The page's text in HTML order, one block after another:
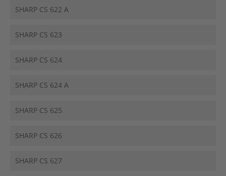
SHARP CS 622 A
SHARP CS 623
SHARP CS 624
SHARP CS 624 A
SHARP CS 625
SHARP CS 626
SHARP CS 627